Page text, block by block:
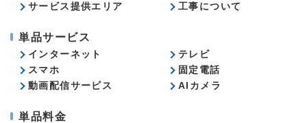
サービス提供エリア 工事について
単品サービス
インターネット
テレビ
スマホ
固定電話
動画配信サービス
AIカメラ
単品料金